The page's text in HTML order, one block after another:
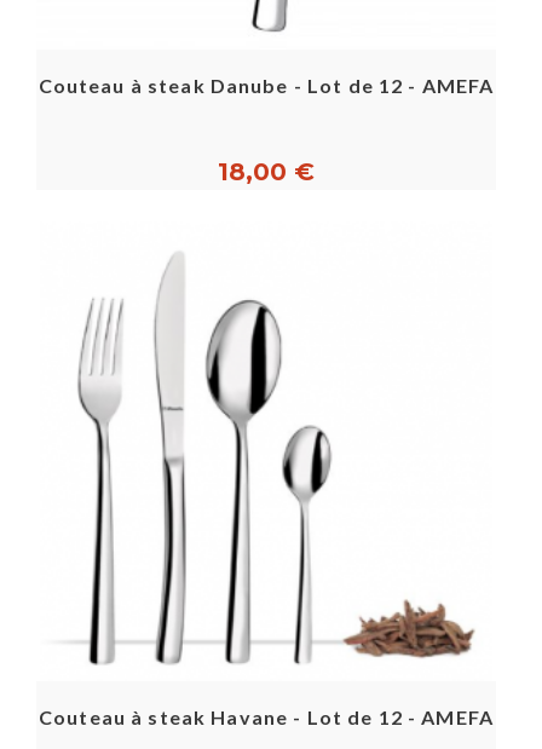
Couteau à steak Danube - Lot de 12 - AMEFA
18,00 €
Couteau à steak Havane - Lot de 12 - AMEFA